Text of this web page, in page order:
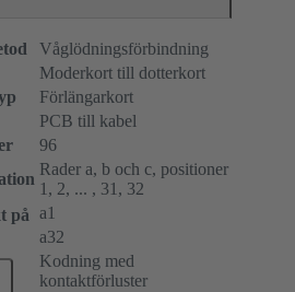
Våglödningsförbindning
Moderkort till dotterkort
Förlängarkort
PCB till kabel
96
Rader a, b och c, positioner
1, 2, ... , 31, 32
på a1
a32
Kodning med
kontaktförluster